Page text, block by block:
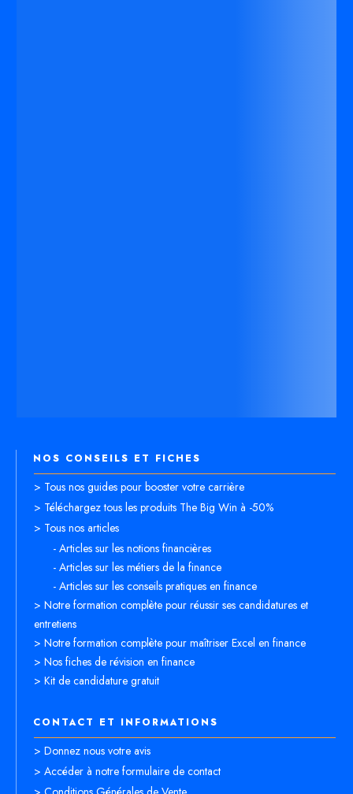
NOS CONSEILS ET FICHES
> Tous nos guides pour booster votre carrière
> Téléchargez tous les produits The Big Win à -50%
> Tous nos articles
- Articles sur les notions financières
- Articles sur les métiers de la finance
- Articles sur les conseils pratiques en finance
> Notre formation complète pour réussir ses candidatures et
entretiens
> Notre formation complète pour maîtriser Excel en finance
> Nos fiches de révision en finance
> Kit de candidature gratuit
CONTACT ET INFORMATIONS
> Donnez nous votre avis
> Accéder à notre formulaire de contact